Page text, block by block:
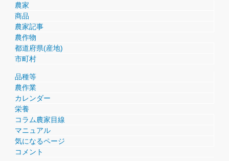
農家
商品
農家記事
農作物
都道府県(産地)
市町村
品種等
農作業
カレンダー
栄養
コラム農家目線
マニュアル
気になるページ
コメント